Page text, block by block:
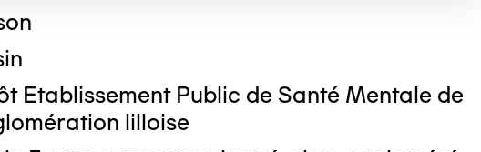
Etablissement Public de Santé Mentale de
lilloise